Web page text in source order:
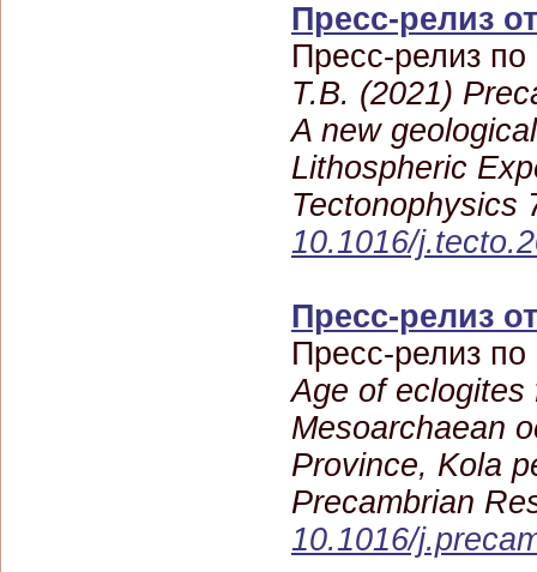
Пресс-релиз
Пресс-релиз по
T.B. (2021)
A new
Lithospheric
Tectonophysics
10.1016/
Пресс-релиз
Пресс-релиз по
Age of
Mesoarchaean
Province, Kola
Precambrian
10.1016/